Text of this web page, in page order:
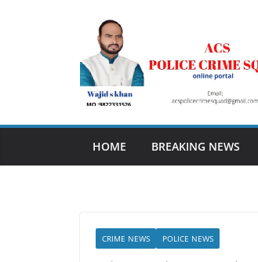
HOME BREAKING NEWS
CRIME NEWS POLICE NEWS